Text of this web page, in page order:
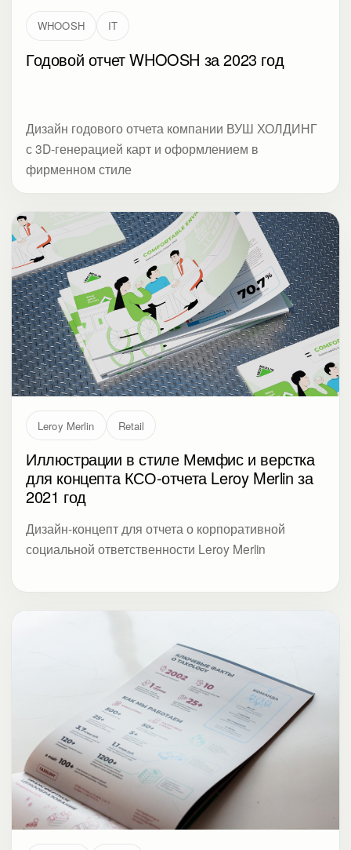
WHOOSH IT
Годовой отчет WHOOSH за 2023 год
Дизайн годового отчета компании ВУШ ХОЛДИНГ
с 3D-генерацией карт и оформлением в
фирменном стиле
Leroy Merlin Retail
Иллюстрации в стиле Мемфис и верстка
для концепта КСО-отчета Leroy Merlin за
2021 год
Дизайн-концепт для отчета о корпоративной
социальной ответственности Leroy Merlin